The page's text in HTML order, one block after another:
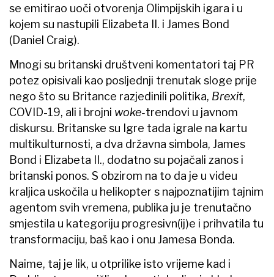
se emitirao uoči otvorenja Olimpijskih igara i u
kojem su nastupili Elizabeta II. i James Bond
(Daniel Craig).
Mnogi su britanski društveni komentatori taj PR
potez opisivali kao posljednji trenutak sloge prije
nego što su Britance razjedinili politika, Brexit,
COVID-19, ali i brojni woke-trendovi u javnom
diskursu. Britanske su Igre tada igrale na kartu
multikulturnosti, a dva državna simbola, James
Bond i Elizabeta II., dodatno su pojačali zanos i
britanski ponos. S obzirom na to da je u videu
kraljica uskočila u helikopter s najpoznatijim tajnim
agentom svih vremena, publika ju je trenutačno
smjestila u kategoriju progresivn(ij)e i prihvatila tu
transformaciju, baš kao i onu Jamesa Bonda.
Naime, taj je lik, u otprilike isto vrijeme kad i